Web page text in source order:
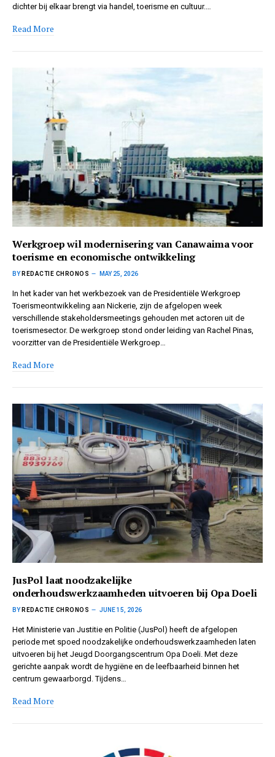
dichter bij elkaar brengt via handel, toerisme en cultuur.…
Read More
Werkgroep wil modernisering van Canawaima voor
toerisme en economische ontwikkeling
BY REDACTIE CHRONOS MAY 25, 2026
In het kader van het werkbezoek van de Presidentiële Werkgroep
Toerismeontwikkeling aan Nickerie, zijn de afgelopen week
verschillende stakeholdersmeetings gehouden met actoren uit de
toerismesector. De werkgroep stond onder leiding van Rachel Pinas,
voorzitter van de Presidentiële Werkgroep…
Read More
JusPol laat noodzakelijke
onderhoudswerkzaamheden uitvoeren bij Opa Doeli
BY REDACTIE CHRONOS JUNE 15, 2026
Het Ministerie van Justitie en Politie (JusPol) heeft de afgelopen
periode met spoed noodzakelijke onderhoudswerkzaamheden laten
uitvoeren bij het Jeugd Doorgangscentrum Opa Doeli. Met deze
gerichte aanpak wordt de hygiëne en de leefbaarheid binnen het
centrum gewaarborgd. Tijdens…
Read More